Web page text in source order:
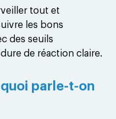
tout et
les bons
des seuils
de réaction claire.
parle-t-on